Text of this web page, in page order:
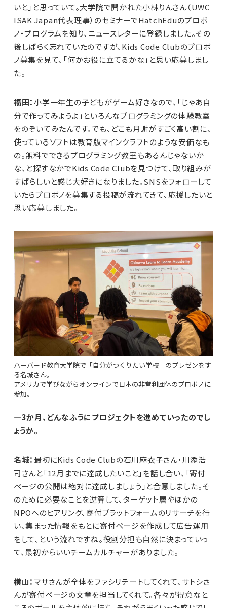
いと」と思っていて。大学院で開かれた小林りんさん（UWC
ISAK Japan代表理事）のセミナーでHatchEduのプロボ
ノ・プログラムを知り、ニュースレターに登録しました。その
後しばらく忘れていたのですが、Kids Code Clubのプロボ
ノ募集を見て、「何かお役に立てるかな」と思い応募しまし
た。
福田：小学一年生の子どもがゲーム好きなので、「じゃあ自
分で作ってみようよ」といろんなプログラミングの体験教室
をのぞいてみたんです。でも、どこも月謝がすごく高い割に、
使っているソフトは教育版マインクラフトのような安価なも
の。無料でできるプログラミング教室もあるんじゃないか
な、と探すなかでKids Code Clubを見つけて、取り組みが
すばらしいと感じ大好きになりました。SNSをフォローして
いたらプロボノを募集する投稿が流れてきて、応援したいと
思い応募しました。
ハーバード教育大学院で「自分がつくりたい学校」のプレゼンをす
る名城さん。
アメリカで学びながらオンラインで日本の非営利団体のプロボノに
参加。
—3か月、どんなふうにプロジェクトを進めていったのでし
ょうか。
名城： 最初にKids Code Clubの石川麻衣子さん・川添浩
司さんと「12月までに達成したいこと」を話し合い、「寄付
ページの公開は絶対に達成しましょう」と合意しました。そ
のために必要なことを逆算して、ターゲット層やほかの
NPOへのヒアリング、寄付プラットフォームのリサーチを行
い、集まった情報をもとに寄付ページを作成して広告運用
をして、という流れですね。役割分担も自然に決まっていっ
て、最初からいいチームカルチャーがありました。
横山：マサさんが全体をファシリテートしてくれて、サトシさ
んが寄付ページの文章を担当してくれて。各々が得意なと